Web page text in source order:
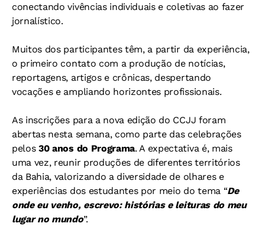
conectando vivências individuais e coletivas ao fazer
jornalístico.
Muitos dos participantes têm, a partir da experiência,
o primeiro contato com a produção de notícias,
reportagens, artigos e crônicas, despertando
vocações e ampliando horizontes profissionais.
As inscrições para a nova edição do CCJJ foram
abertas nesta semana, como parte das celebrações
pelos30 anos do Programa. A expectativa é, mais
uma vez, reunir produções de diferentes territórios
da Bahia, valorizando a diversidade de olhares e
experiências dos estudantes por meio do tema “De
onde eu venho, escrevo: histórias e leituras do meu
lugar no mundo”.